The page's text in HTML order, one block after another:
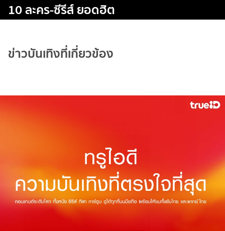
10 ละคร-ซีรีส์ ยอดฮิต
ข่าวบันเทิงที่เกี่ยวข้อง